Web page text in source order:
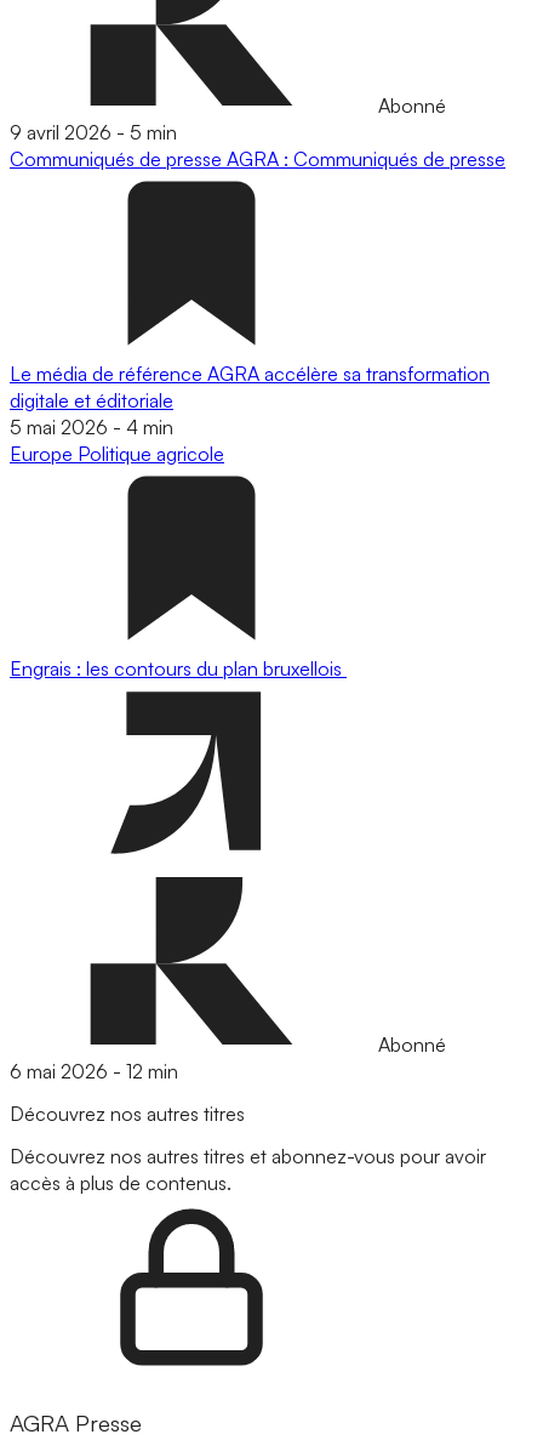
Abonné
9 avril 2026 - 5 min
Communiqués de presse AGRA : Communiqués de presse
Le média de référence AGRA accélère sa transformation
digitale et éditoriale
5 mai 2026 - 4 min
Europe Politique agricole
Engrais : les contours du plan bruxellois
Abonné
6 mai 2026 - 12 min
Découvrez nos autres titres
Découvrez nos autres titres et abonnez-vous pour avoir
accès à plus de contenus.
AGRA Presse